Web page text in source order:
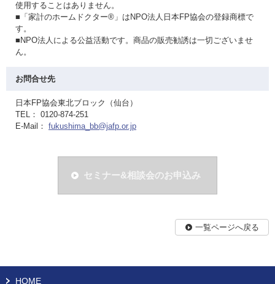
使用することはありません。
■「家計のホームドクター®」はNPO法人日本FP協会の登録商標で
す。
■NPO法人による公益活動です。商品の販売勧誘は一切ございませ
ん。
お問合せ先
日本FP協会東北ブロック（仙台）
TEL： 0120-874-251
E-Mail： fukushima_bb@jafp.or.jp
セミナー&相談会のお申込み
一覧ページへ戻る
HOME